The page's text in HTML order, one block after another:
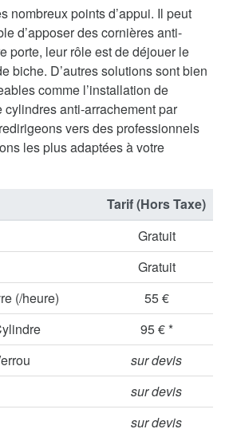
nombreux points d’appui. Il peut
d’apposer des cornières anti-
porte, leur rôle est de déjouer le
biche. D’autres solutions sont bien
comme l’installation de
anti-arrachement par
vers des professionnels
les plus adaptées à votre
Tarif (Hors Taxe)
Gratuit
Gratuit
(/heure)
55 €
95 € *
sur devis
sur devis
sur devis